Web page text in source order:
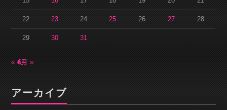
22 23 24 25 26 27 28
29 30 31
« 4月6月 »
アーカイブ